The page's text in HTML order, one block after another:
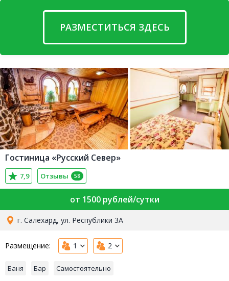
РАЗМЕСТИТЬСЯ ЗДЕСЬ
Гостиница «Русский Север»
7,9 Отзывы 58
от 1500 рублей/сутки
г. Салехард, ул. Республики 3А
Размещение: 1 2
Баня Бар Самостоятельно